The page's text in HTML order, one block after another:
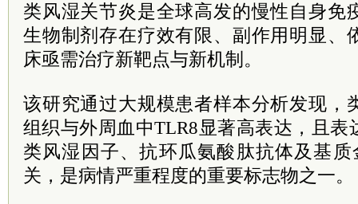
类风湿关节炎是全球高发的慢性自身免
生物制剂存在疗效有限、副作用明显、
床亟需治疗新靶点与新机制。
该研究通过大规模患者样本分析发现，
组织与外周血中TLR8显著高表达，且表
类风湿因子、抗环瓜氨酸肽抗体及基
关，是病情严重程度的重要标志物之一。